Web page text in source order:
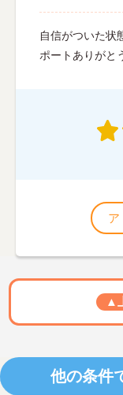
自信がついた状
ポートありがと
ア
▲
他の条件